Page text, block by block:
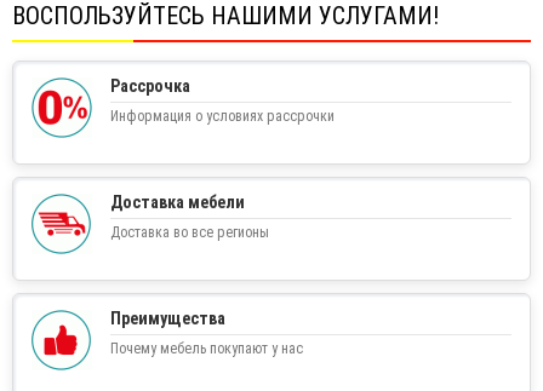
ВОСПОЛЬЗУЙТЕСЬ НАШИМИ УСЛУГАМИ!
Рассрочка
Информация о условиях рассрочки
Доставка мебели
Доставка во все регионы
Преимущества
Почему мебель покупают у нас